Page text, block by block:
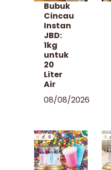
Bubuk
Cincau
Instan
JBD:
1kg
untuk
20
Liter
Air
08/08/2026
3